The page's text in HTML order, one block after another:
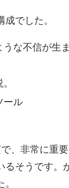
成でした。
うな不信が生
ール
、非常に重
るそうです。